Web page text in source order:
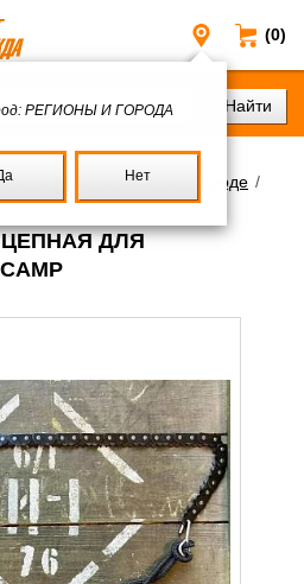
(0)
Регионы
РЕГИОНЫ И ГОРОДА
Нет
для отдыха на природе /
ДЛЯ